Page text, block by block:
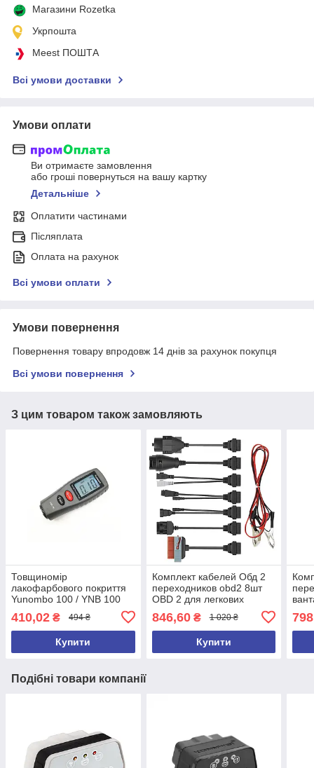
Магазини Rozetka
Укрпошта
Meest ПОШТА
Всі умови доставки
Умови оплати
Ви отримаєте замовлення
або гроші повернуться на вашу картку
Детальніше
Оплатити частинами
Післяплата
Оплата на рахунок
Всі умови оплати
Умови повернення
Повернення товару впродовж 14 днів за рахунок покупця
Всі умови повернення
З цим товаром також замовляють
Товщиномір
лакофарбового покриття
Yunombo 100 / YNB 100
YNB-100 + БАТАРЕЙКИ та
ЧЕХОЛ
410,02 ₴ 494 ₴
Купити
Комплект кабелей Обд 2
переходников obd2 8шт
OBD 2 для легкових
Autocom
846,60₴ 1 020 ₴
Купити
Подібні товари компанії